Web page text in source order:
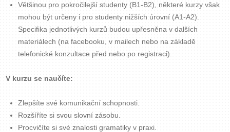
Jazykové kurzy
Většinou pro pokročilejší studenty (B1-B2), některé kurzy však
mohou být určeny i pro studenty nižších úrovní (A1-A2).
Specifika jednotlivých kurzů budou upřesněna v dalších
materiálech (na facebooku, v mailech nebo na základě
telefonické konzultace před nebo po registraci).
V kurzu se naučíte:
Zlepšíte své komunikační schopnosti.
Rozšíříte si svou slovní zásobu.
Procvičíte si své znalosti gramatiky v praxi.